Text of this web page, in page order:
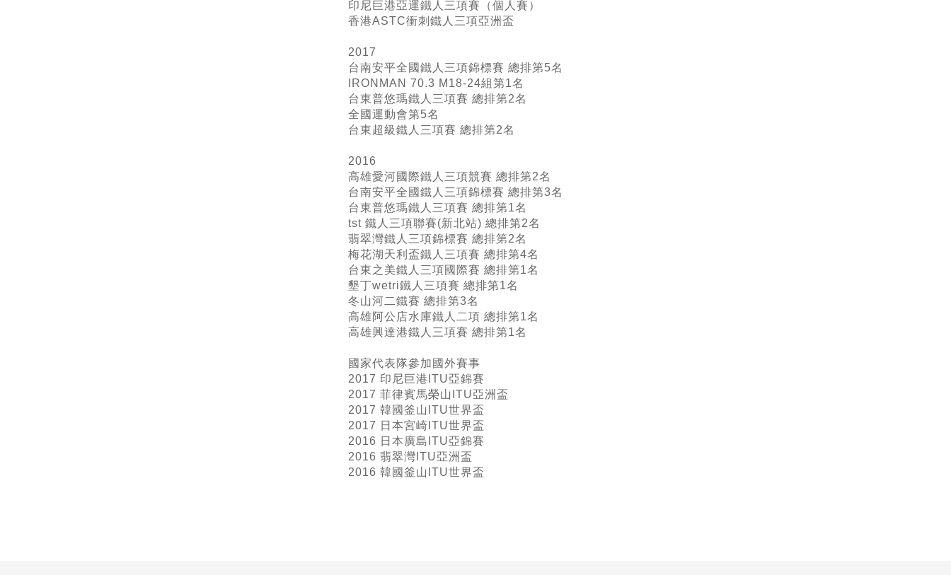
印尼巨港亞運鐵人三項賽（個人賽）
香港ASTC衝刺鐵人三項亞洲盃
2017
台南安平全國鐵人三項錦標賽 總排第5名
IRONMAN 70.3 M18-24組第1名
台東普悠瑪鐵人三項賽 總排第2名
全國運動會第5名
台東超級鐵人三項賽 總排第2名
2016
高雄愛河國際鐵人三項競賽 總排第2名
台南安平全國鐵人三項錦標賽 總排第3名
台東普悠瑪鐵人三項賽 總排第1名
tst 鐵人三項聯賽(新北站) 總排第2名
翡翠灣鐵人三項錦標賽 總排第2名
梅花湖天利盃鐵人三項賽 總排第4名
台東之美鐵人三項國際賽 總排第1名
墾丁wetri鐵人三項賽 總排第1名
冬山河二鐵賽 總排第3名
高雄阿公店水庫鐵人二項 總排第1名
高雄興達港鐵人三項賽 總排第1名
國家代表隊參加國外賽事
2017 印尼巨港ITU亞錦賽
2017 菲律賓馬榮山ITU亞洲盃
2017 韓國釜山ITU世界盃
2017 日本宮崎ITU世界盃
2016 日本廣島ITU亞錦賽
2016 翡翠灣ITU亞洲盃
2016 韓國釜山ITU世界盃